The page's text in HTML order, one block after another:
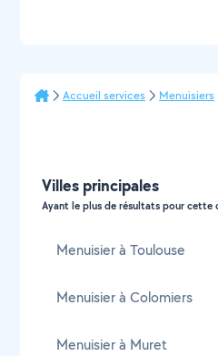
Accueil services Menuisiers
Villes principales
Ayant le plus de résultats pour cette
Menuisier à Toulouse
Menuisier à Colomiers
Menuisier à Muret